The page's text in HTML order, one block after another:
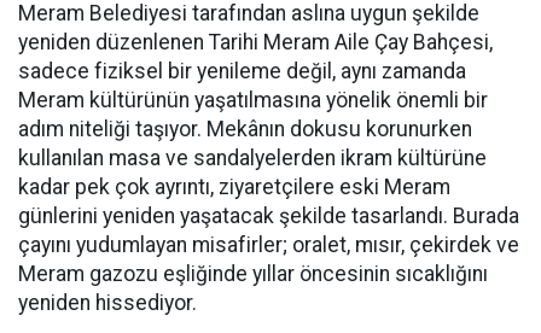
Meram Belediyesi tarafından aslına uygun şekilde
yeniden düzenlenen Tarihi Meram Aile Çay Bahçesi,
sadece fiziksel bir yenileme değil, aynı zamanda
Meram kültürünün yaşatılmasına yönelik önemli bir
adım niteliği taşıyor. Mekânın dokusu korunurken
kullanılan masa ve sandalyelerden ikram kültürüne
kadar pek çok ayrıntı, ziyaretçilere eski Meram
günlerini yeniden yaşatacak şekilde tasarlandı. Burada
çayını yudumlayan misafirler; oralet, mısır, çekirdek ve
Meram gazozu eşliğinde yıllar öncesinin sıcaklığını
yeniden hissediyor.